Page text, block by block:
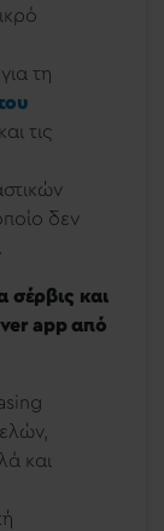
τη
τις
δεν
σέρβις και
app από
και